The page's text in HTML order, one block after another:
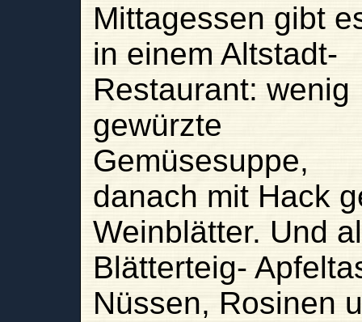
Mittagessen gibt
in einem Altstadt-
Restaurant: wenig
gewürzte
Gemüsesuppe,
danach mit Hack
Weinblätter. Und
Blätterteig-
Nüssen, Rosinen